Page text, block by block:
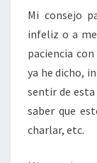
Mi consejo
infeliz o a
paciencia
ya he dicho,
sentir de
saber que
charlar, etc.